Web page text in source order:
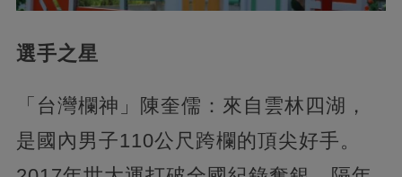
選手之星
「台灣欄神」陳奎儒：來自雲林四湖，
是國內男子110公尺跨欄的頂尖好手。